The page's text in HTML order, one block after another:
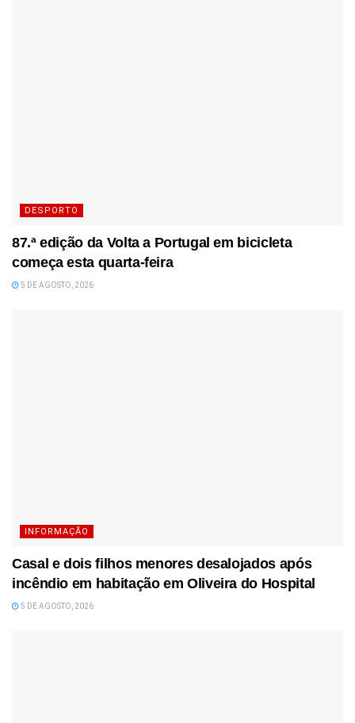
DESPORTO
87.ª edição da Volta a Portugal em bicicleta
começa esta quarta-feira
5 DE AGOSTO, 2026
INFORMAÇÃO
Casal e dois filhos menores desalojados após
incêndio em habitação em Oliveira do Hospital
5 DE AGOSTO, 2026